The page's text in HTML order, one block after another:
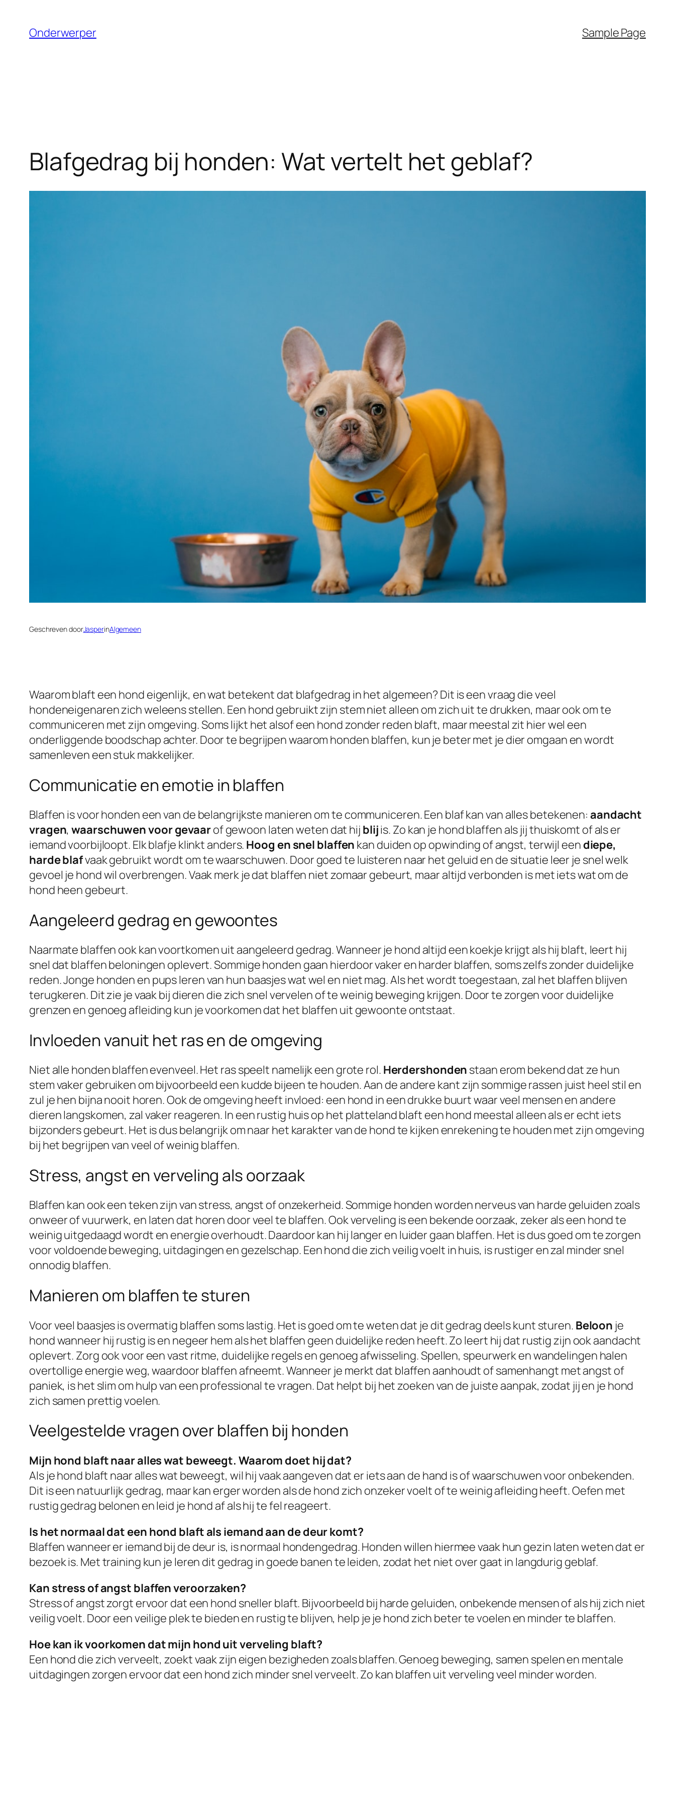
Onderwerper Sample Page
Blafgedrag bij honden: Wat vertelt het geblaf?
Geschreven doorJasperinAlgemeen
Waarom blaft een hond eigenlijk, en wat betekent dat blafgedrag in het algemeen? Dit is een vraag die veel
hondeneigenaren zich weleens stellen. Een hond gebruikt zijn stem niet alleen om zich uit te drukken, maar ook om te
communiceren met zijn omgeving. Soms lijkt het alsof een hond zonder reden blaft, maar meestal zit hier wel een
onderliggende boodschap achter. Door te begrijpen waarom honden blaffen, kun je beter met je dier omgaan en wordt
samenleven een stuk makkelijker.
Communicatie en emotie in blaffen
Blaffen is voor honden een van de belangrijkste manieren om te communiceren. Een blaf kan van alles betekenen: aandacht
vragen,waarschuwen voor gevaarof gewoon laten weten dat hij blijis. Zo kan je hond blaffen als jij thuiskomt of als er
iemand voorbijloopt. Elk blafje klinkt anders. Hoog en snel blaffen kan duiden op opwinding of angst, terwijl een diepe,
harde blafvaak gebruikt wordt om te waarschuwen. Door goed te luisteren naar het geluid en de situatie leer je snel welk
gevoel je hond wil overbrengen. Vaak merk je dat blaffen niet zomaar gebeurt, maar altijd verbonden is met iets wat om de
hond heen gebeurt.
Aangeleerd gedrag en gewoontes
Naarmate blaffen ook kan voortkomen uit aangeleerd gedrag. Wanneer je hond altijd een koekje krijgt als hij blaft, leert hij
snel dat blaffen beloningen oplevert. Sommige honden gaan hierdoor vaker en harder blaffen, soms zelfs zonder duidelijke
reden. Jonge honden en pups leren van hun baasjes wat wel en niet mag. Als het wordt toegestaan, zal het blaffen blijven
terugkeren. Dit zie je vaak bij dieren die zich snel vervelen of te weinig beweging krijgen. Door te zorgen voor duidelijke
grenzen en genoeg afleiding kun je voorkomen dat het blaffen uit gewoonte ontstaat.
Invloeden vanuit het ras en de omgeving
Niet alle honden blaffen evenveel. Het ras speelt namelijk een grote rol. Herdershonden staan erom bekend dat ze hun
stem vaker gebruiken om bijvoorbeeld een kudde bijeen te houden. Aan de andere kant zijn sommige rassen juist heel stil en
zul je hen bijna nooit horen. Ook de omgeving heeft invloed: een hond in een drukke buurt waar veel mensen en andere
dieren langskomen, zal vaker reageren. In een rustig huis op het platteland blaft een hond meestal alleen als er echt iets
bijzonders gebeurt. Het is dus belangrijk om naar het karakter van de hond te kijken enrekening te houden met zijn omgeving
bij het begrijpen van veel of weinig blaffen.
Stress, angst en verveling als oorzaak
Blaffen kan ook een teken zijn van stress, angst of onzekerheid. Sommige honden worden nerveus van harde geluiden zoals
onweer of vuurwerk, en laten dat horen door veel te blaffen. Ook verveling is een bekende oorzaak, zeker als een hond te
weinig uitgedaagd wordt en energie overhoudt. Daardoor kan hij langer en luider gaan blaffen. Het is dus goed om te zorgen
voor voldoende beweging, uitdagingen en gezelschap. Een hond die zich veilig voelt in huis, is rustiger en zal minder snel
onnodig blaffen.
Manieren om blaffen te sturen
Voor veel baasjes is overmatig blaffen soms lastig. Het is goed om te weten dat je dit gedrag deels kunt sturen. Beloon je
hond wanneer hij rustig is en negeer hem als het blaffen geen duidelijke reden heeft. Zo leert hij dat rustig zijn ook aandacht
oplevert. Zorg ook voor een vast ritme, duidelijke regels en genoeg afwisseling. Spellen, speurwerk en wandelingen halen
overtollige energie weg, waardoor blaffen afneemt. Wanneer je merkt dat blaffen aanhoudt of samenhangt met angst of
paniek, is het slim om hulp van een professional te vragen. Dat helpt bij het zoeken van de juiste aanpak, zodat jij en je hond
zich samen prettig voelen.
Veelgestelde vragen over blaffen bij honden
Mijn hond blaft naar alles wat beweegt. Waarom doet hij dat?
Als je hond blaft naar alles wat beweegt, wil hij vaak aangeven dat er iets aan de hand is of waarschuwen voor onbekenden.
Dit is een natuurlijk gedrag, maar kan erger worden als de hond zich onzeker voelt of te weinig afleiding heeft. Oefen met
rustig gedrag belonen en leid je hond af als hij te fel reageert.
Is het normaal dat een hond blaft als iemand aan de deur komt?
Blaffen wanneer er iemand bij de deur is, is normaal hondengedrag. Honden willen hiermee vaak hun gezin laten weten dat er
bezoek is. Met training kun je leren dit gedrag in goede banen te leiden, zodat het niet over gaat in langdurig geblaf.
Kan stress of angst blaffen veroorzaken?
Stress of angst zorgt ervoor dat een hond sneller blaft. Bijvoorbeeld bij harde geluiden, onbekende mensen of als hij zich niet
veilig voelt. Door een veilige plek te bieden en rustig te blijven, help je je hond zich beter te voelen en minder te blaffen.
Hoe kan ik voorkomen dat mijn hond uit verveling blaft?
Een hond die zich verveelt, zoekt vaak zijn eigen bezigheden zoals blaffen. Genoeg beweging, samen spelen en mentale
uitdagingen zorgen ervoor dat een hond zich minder snel verveelt. Zo kan blaffen uit verveling veel minder worden.